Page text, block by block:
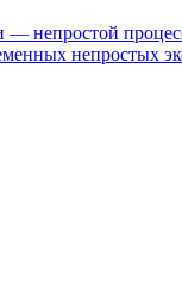
— непростой
непростых